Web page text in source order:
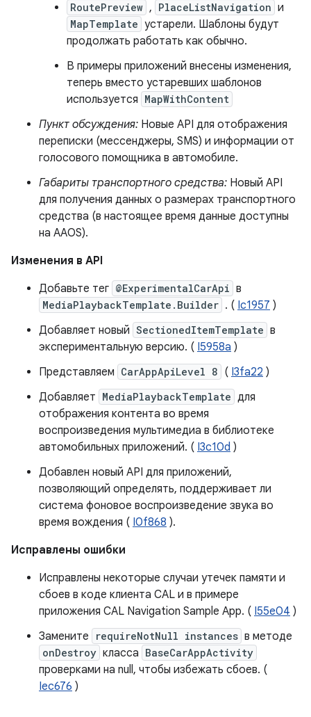
RoutePreview , PlaceListNavigation и
MapTemplate устарели. Шаблоны будут
продолжать работать как обычно.
В примеры приложений внесены изменения,
теперь вместо устаревших шаблонов
используется MapWithContent
Пункт обсуждения: Новые API для отображения
переписки (мессенджеры, SMS) и информации от
голосового помощника в автомобиле.
Габариты транспортного средства: Новый API
для получения данных о размерах транспортного
средства (в настоящее время данные доступны
на AAOS).
Изменения в API
Добавьте тег @ExperimentalCarApi в
MediaPlaybackTemplate.Builder . ( Ic1957 )
Добавляет новый SectionedItemTemplate в
экспериментальную версию. ( I5958a )
Представляем CarAppApiLevel 8 ( I3fa22 )
Добавляет MediaPlaybackTemplate для
отображения контента во время
воспроизведения мультимедиа в библиотеке
автомобильных приложений. ( I3c10d )
Добавлен новый API для приложений,
позволяющий определять, поддерживает ли
система фоновое воспроизведение звука во
время вождения ( I0f868 ).
Исправлены ошибки
Исправлены некоторые случаи утечек памяти и
сбоев в коде клиента CAL и в примере
приложения CAL Navigation Sample App. ( I55e04 )
Замените
requireNotNull instances в методе
onDestroy класса BaseCarAppActivity
проверками на null, чтобы избежать сбоев. (
Iec676 )